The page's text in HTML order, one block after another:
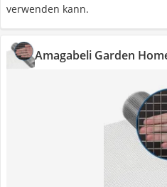
verwenden kann.
Amagabeli Garden